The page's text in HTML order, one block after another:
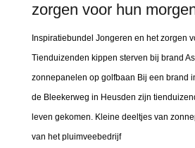
zorgen voor hun
Inspiratiebundel Jongeren en het zorgen
Tienduizenden kippen sterven bij brand
zonnepanelen op golfbaan Bij een brand
de Bleekerweg in Heusden zijn
leven gekomen. Kleine deeltjes van
van het pluimveebedrijf